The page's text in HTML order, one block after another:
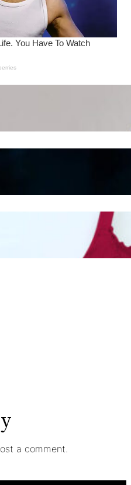
Wanita Pamer Pakaian
Kepribadian
Mengintip Kepribadian
Wanita Dari Warna Bra
a comment.